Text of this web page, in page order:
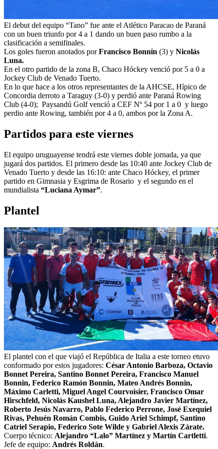
El debut del equipo “Tano” fue ante el Atlético Paracao de Paraná
con un buen triunfo por 4 a 1 dando un buen paso rumbo a la
clasificación a semifinales.
Los goles fueron anotados porFrancisco Bonnin (3) y Nicolás
Luna.
En el otro partido de la zona B, Chaco Hóckey venció por 5 a 0 a
Jockey Club de Venado Tuerto.
En lo que hace a los otros representantes de la AHCSE, Hípico de
Concordia derroto a Taraguy (3-0) y perdió ante Paraná Rowing
Club (4-0); Paysandú Golf venció a CEF Nº 54 por 1 a 0 y luego
perdio ante Rowing, también por 4 a 0, ambos por la Zona A.
Partidos para este viernes
El equipo uruguayense tendrá este viernes doble jornada, ya que
jugará dos partidos. El primero desde las 10:40 ante Jockey Club de
Venado Tuerto y desde las 16:10: ante Chaco Hóckey, el primer
partido en Gimnasia y Esgrima de Rosario y el segundo en el
mundialista “Luciana Aymar”.
Plantel
El plantel con el que viajó el República de Italia a este torneo etuvo
conformado por estos jugadores: César Antonio Barboza, Octavio
Bonnet Pereira, Santino Bonnet Pereira, Francisco Manuel
Bonnin, Federico Ramón Bonnin, Mateo Andrés Bonnin,
Máximo Carletti, Miguel Angel Courvoisier, Francisco Omar
Hirschfeld, Nicolás Kaushel Luna, Alejandro Javier Martínez,
Roberto Jesús Navarro, Pablo Federico Perrone, José Exequiel
Rivas, Pehuén Román Combis, Guido Ariel Schimpf, Santino
Catriel Serapio, Federico Sote Wilde y Gabriel Alexis Zárate.
Cuerpo técnico: Alejandro “Lalo” Martínez y Martín Cartletti.
Jefe de equipo: Andrés Roldán.